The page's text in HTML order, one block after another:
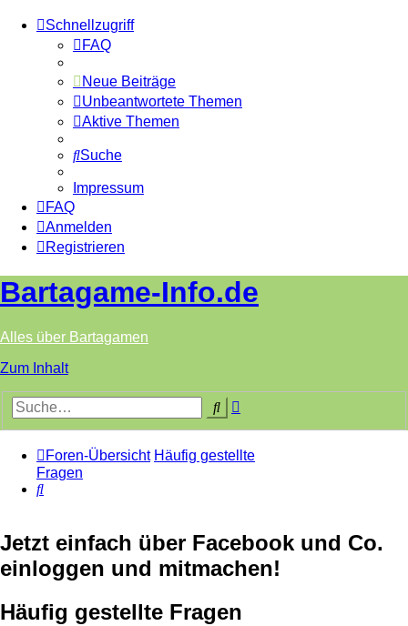
Schnellzugriff
FAQ
Neue Beiträge
Unbeantwortete Themen
Aktive Themen
Suche
Impressum
FAQ
Anmelden
Registrieren
Bartagame-Info.de
Alles über Bartagamen
Zum Inhalt
Suche
Foren-Übersicht Häufig gestellte
Fragen
Suche
Jetzt einfach über Facebook und Co.
einloggen und mitmachen!
Häufig gestellte Fragen